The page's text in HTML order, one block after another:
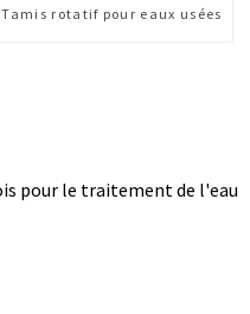
Tamis rotatif pour eaux usées